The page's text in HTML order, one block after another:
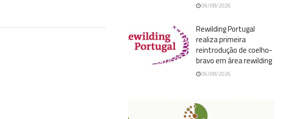
06/08/2026
Rewilding Portugal
realiza primeira
reintrodução de coelho-
bravo em área rewilding
06/08/2026